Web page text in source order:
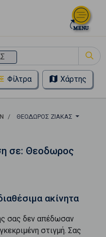
Φίλτρα Χάρτης
ΘΕΟΔΩΡΟΣ ΖΙΑΚΑΣ
σε: Θεοδωρος
ακίνητα
σας δεν απέδωσαν
στιγμή. Σας